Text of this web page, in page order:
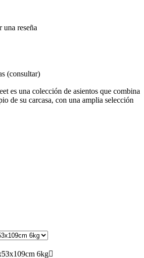
una reseña
(consultar)
es una colección de asientos que combina
de su carcasa, con una amplia selección
6kg